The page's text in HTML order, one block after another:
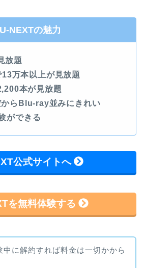
U-NEXTの魅力
放題
万本以上が見放題
本が見放題
らBlu-ray並みにきれい
ができる
公式サイトへ
を無料体験する
中に解約すれば料金は一切かから